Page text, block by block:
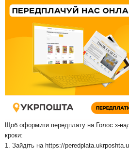
Щоб оформити передплату на Голос з-
кроки:
1. Зайдіть на https://